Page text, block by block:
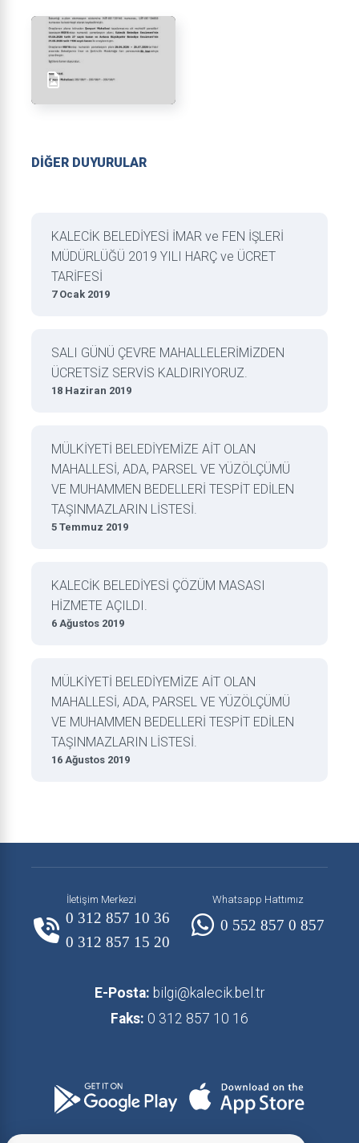
DİĞER DUYURULAR
KALECİK BELEDİYESİ İMAR ve FEN İŞLERİ
MÜDÜRLÜĞÜ 2019 YILI HARÇ ve ÜCRET
TARİFESİ
7 Ocak 2019
SALI GÜNÜ ÇEVRE MAHALLELERİMİZDEN
ÜCRETSİZ SERVİS KALDIRIYORUZ.
18 Haziran 2019
MÜLKİYETİ BELEDİYEMİZE AİT OLAN
MAHALLESİ, ADA, PARSEL VE YÜZÖLÇÜMÜ
VE MUHAMMEN BEDELLERİ TESPİT EDİLEN
TAŞINMAZLARIN LİSTESİ.
5 Temmuz 2019
KALECİK BELEDİYESİ ÇÖZÜM MASASI
HİZMETE AÇILDI.
6 Ağustos 2019
MÜLKİYETİ BELEDİYEMİZE AİT OLAN
MAHALLESİ, ADA, PARSEL VE YÜZÖLÇÜMÜ
VE MUHAMMEN BEDELLERİ TESPİT EDİLEN
TAŞINMAZLARIN LİSTESİ.
16 Ağustos 2019
İletişim Merkezi
0 312 857 10 36
0 312 857 15 20
Whatsapp Hattımız
0 552 857 0 857
E-Posta: bilgi@kalecik.bel.tr
Faks: 0 312 857 10 16